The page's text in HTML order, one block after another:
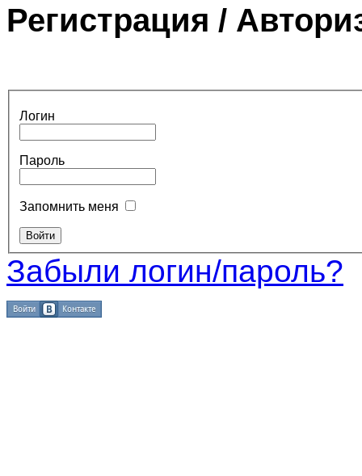
Регистрация /
Логин
Пароль
Запомнить меня
Забыли логин/пароль?